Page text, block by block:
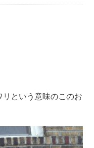
という意味のこのお